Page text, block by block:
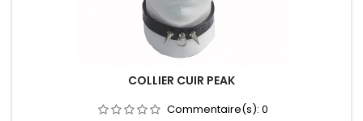
COLLIER CUIR PEAK
Commentaire(s): 0